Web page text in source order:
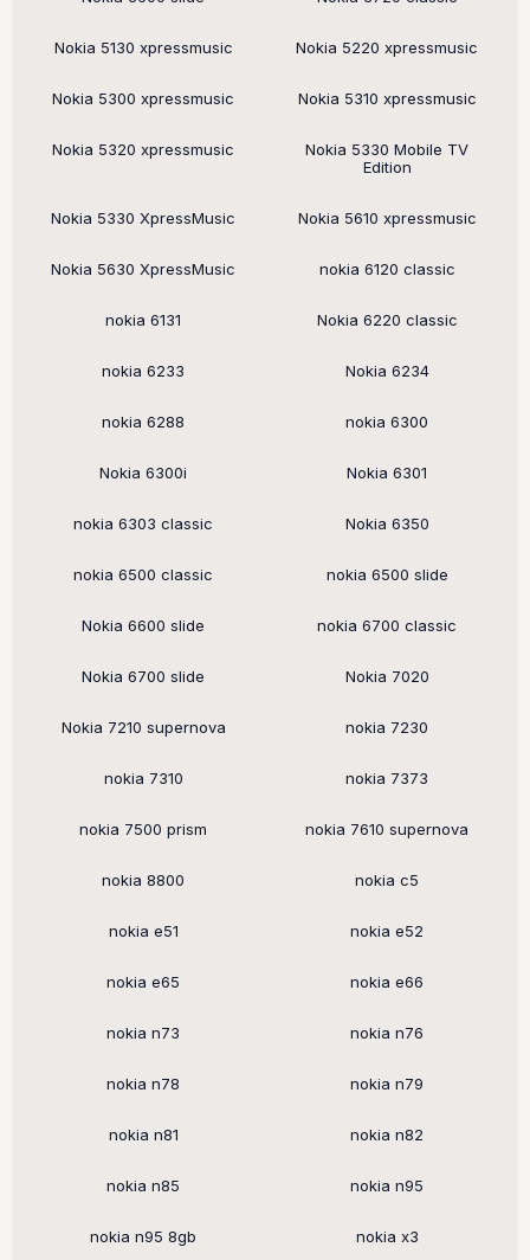
Nokia 5130 xpressmusic Nokia 5220 xpressmusic
Nokia 5300 xpressmusic Nokia 5310 xpressmusic
Nokia 5320 xpressmusic
Nokia 5330 Mobile TV
Edition
Nokia 5330 XpressMusic Nokia 5610 xpressmusic
Nokia 5630 XpressMusic nokia 6120 classic
nokia 6131 Nokia 6220 classic
nokia 6233 Nokia 6234
nokia 6288 nokia 6300
Nokia 6300i Nokia 6301
nokia 6303 classic Nokia 6350
nokia 6500 classic nokia 6500 slide
Nokia 6600 slide nokia 6700 classic
Nokia 6700 slide Nokia 7020
Nokia 7210 supernova nokia 7230
nokia 7310 nokia 7373
nokia 7500 prism nokia 7610 supernova
nokia 8800 nokia c5
nokia e51 nokia e52
nokia e65 nokia e66
nokia n73 nokia n76
nokia n78 nokia n79
nokia n81 nokia n82
nokia n85 nokia n95
nokia n95 8gb nokia x3